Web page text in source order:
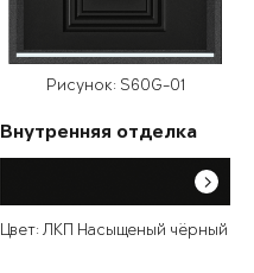
Рисунок: S60G-01
Внутренняя отделка
Цвет: ЛКП Насыщеный чёрный